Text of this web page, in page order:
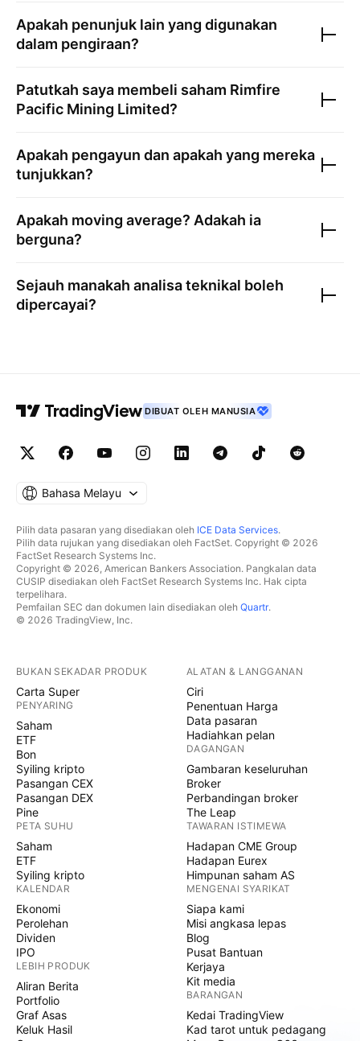
Apakah penunjuk lain yang digunakan
dalam pengiraan?
Patutkah saya membeli saham Rimfire
Pacific Mining Limited?
Apakah pengayun dan apakah yang mereka
tunjukkan?
Apakah moving average? Adakah ia
berguna?
Sejauh manakah analisa teknikal boleh
dipercayai?
DIBUAT OLEH MANUSIA
Bahasa Melayu
Pilih data pasaran yang disediakan oleh ICE Data Services.
Pilih data rujukan yang disediakan oleh FactSet. Copyright © 2026
FactSet Research Systems Inc.
Copyright © 2026, American Bankers Association. Pangkalan data
CUSIP disediakan oleh FactSet Research Systems Inc. Hak cipta
terpelihara.
Pemfailan SEC dan dokumen lain disediakan oleh Quartr.
© 2026 TradingView, Inc.
BUKAN SEKADAR PRODUK
Carta Super
PENYARING
Saham
ETF
Bon
Syiling kripto
Pasangan CEX
Pasangan DEX
Pine
PETA SUHU
Saham
ETF
Syiling kripto
KALENDAR
Ekonomi
Perolehan
Dividen
IPO
LEBIH PRODUK
Aliran Berita
Portfolio
Graf Asas
Keluk Hasil
ALATAN & LANGGANAN
Ciri
Penentuan Harga
Data pasaran
Hadiahkan pelan
DAGANGAN
Gambaran keseluruhan
Broker
Perbandingan broker
The Leap
TAWARAN ISTIMEWA
Hadapan CME Group
Hadapan Eurex
Himpunan saham AS
MENGENAI SYARIKAT
Siapa kami
Misi angkasa lepas
Blog
Pusat Bantuan
Kerjaya
Kit media
BARANGAN
Kedai TradingView
Kad tarot untuk pedagang